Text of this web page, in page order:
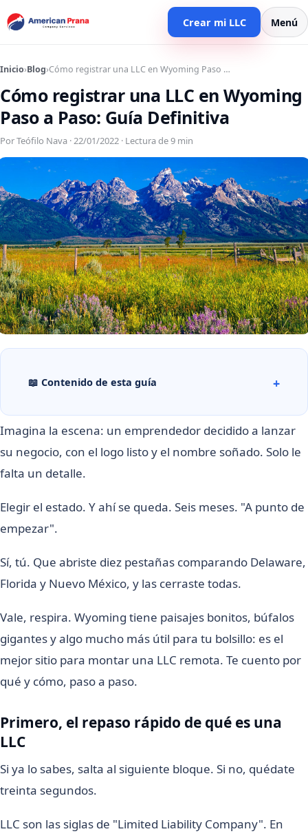
Crear mi LLC Menú
Inicio›Blog›Cómo registrar una LLC en Wyoming Paso …
Cómo registrar una LLC en Wyoming
Paso a Paso: Guía Definitiva
Por Teófilo Nava · 22/01/2022 · Lectura de 9 min
📖 Contenido de esta guía
Imagina la escena: un emprendedor decidido a lanzar
su negocio, con el logo listo y el nombre soñado. Solo le
falta un detalle.
Elegir el estado. Y ahí se queda. Seis meses. "A punto de
empezar".
Sí, tú. Que abriste diez pestañas comparando Delaware,
Florida y Nuevo México, y las cerraste todas.
Vale, respira. Wyoming tiene paisajes bonitos, búfalos
gigantes y algo mucho más útil para tu bolsillo: es el
mejor sitio para montar una LLC remota. Te cuento por
qué y cómo, paso a paso.
Primero, el repaso rápido de qué es una
LLC
Si ya lo sabes, salta al siguiente bloque. Si no, quédate
treinta segundos.
LLC son las siglas de "Limited Liability Company". En